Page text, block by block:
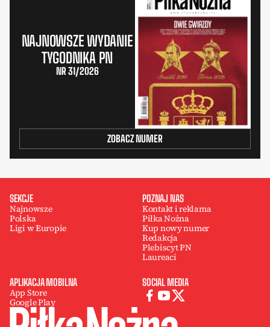
NAJNOWSZE WYDANIE
TYGODNIKA PN
NR 31/2026
ZOBACZ NUMER
SEKCJE
Najnowsze
Polska
Ligi w Europie
POZNAJ NAS
Kontakt i reklama
Piłka Nożna
Kup nowy numer
Redakcja
Plebiscyt PN
Laureaci
APLIKACJA MOBILNA
App Store
Google Play
SOCIAL MEDIA